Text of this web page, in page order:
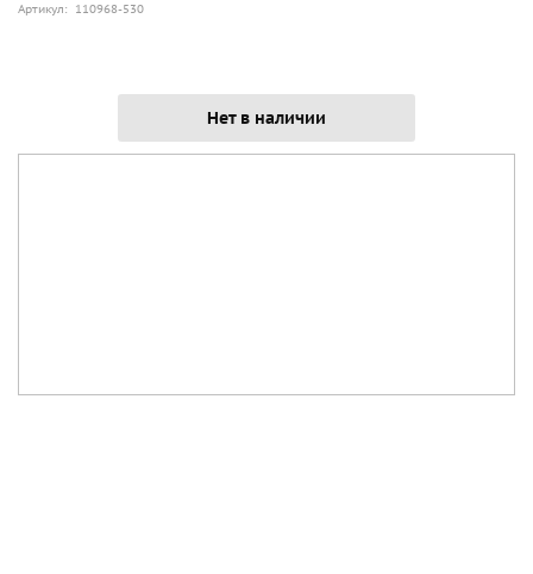
Артикул: 110968-530
Нет в наличии